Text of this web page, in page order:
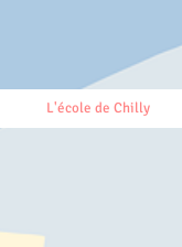
L'école de Chilly